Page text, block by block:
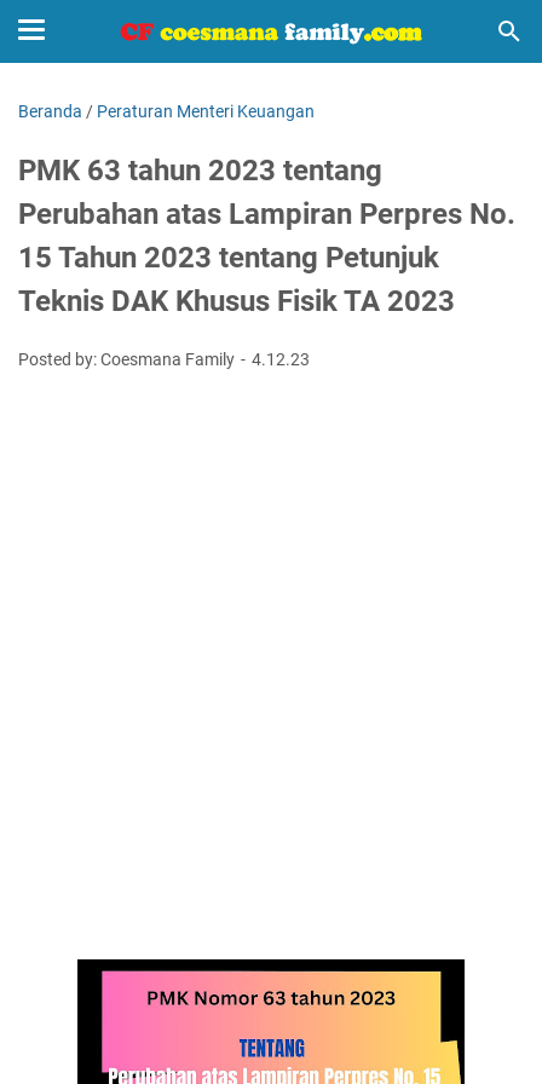
Beranda / Peraturan Menteri Keuangan
PMK 63 tahun 2023 tentang
Perubahan atas Lampiran Perpres No.
15 Tahun 2023 tentang Petunjuk
Teknis DAK Khusus Fisik TA 2023
Posted by: Coesmana Family 4.12.23